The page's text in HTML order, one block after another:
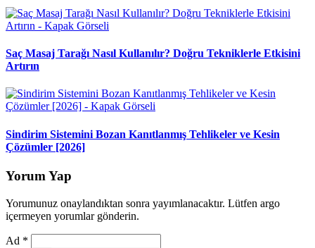
Saç Masaj Tarağı Nasıl Kullanılır? Doğru Tekniklerle Etkisini
Artırın
Sindirim Sistemini Bozan Kanıtlanmış Tehlikeler ve Kesin
Çözümler [2026]
Yorum Yap
Yorumunuz onaylandıktan sonra yayımlanacaktır. Lütfen argo
içermeyen yorumlar gönderin.
Ad *